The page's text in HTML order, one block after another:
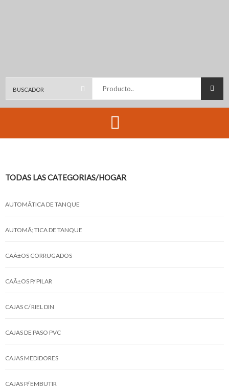
Producto..
TODAS LAS CATEGORIAS/HOGAR
AUTOMÃTICA DE TANQUE
AUTOMÃ¡TICA DE TANQUE
CAÃ±OS CORRUGADOS
CAÃ±OS P/ PILAR
CAJAS C/ RIEL DIN
CAJAS DE PASO PVC
CAJAS MEDIDORES
CAJAS P/ EMBUTIR